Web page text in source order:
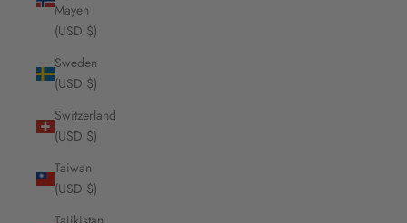
Mayen
(USD $)
Sweden
(USD $)
Switzerland
(USD $)
Taiwan
(USD $)